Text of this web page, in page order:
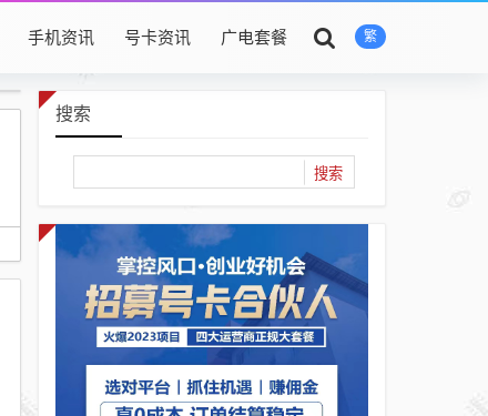
繁
手机资讯 号卡资讯 广电套餐
搜索